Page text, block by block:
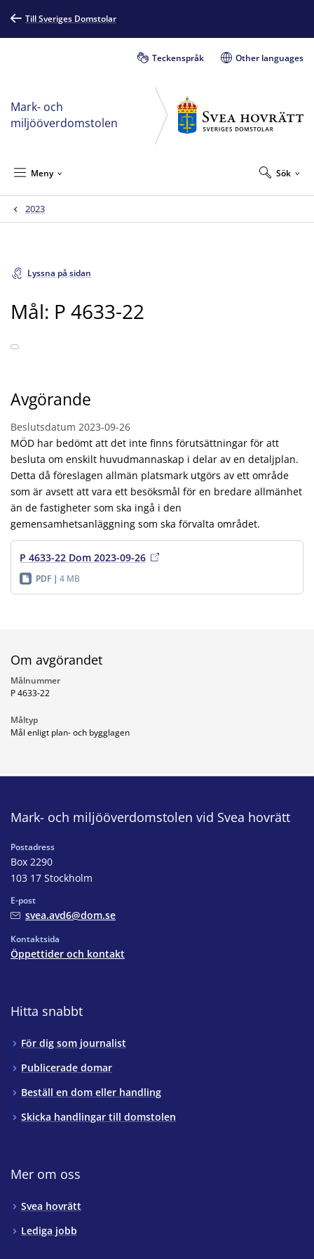
Till Sveriges Domstolar
Teckenspråk Other languages
Mark- och
miljööverdomstolen
Sök
Meny
2023
Lyssna på sidan
Mål: P 4633-22
Avgörande
Beslutsdatum 2023-09-26
MÖD har bedömt att det inte finns förutsättningar för att
besluta om enskilt huvudmannaskap i delar av en detaljplan.
Detta då föreslagen allmän platsmark utgörs av ett område
som är avsett att vara ett besöksmål för en bredare allmänhet
än de fastigheter som ska ingå i den
gemensamhetsanläggning som ska förvalta området.
P 4633-22 Dom 2023-09-26
PDF 4 MB
Om avgörandet
Målnummer
P 4633-22
Måltyp
Mål enligt plan- och bygglagen
Mark- och miljööverdomstolen vid Svea hovrätt
Postadress
Box 2290
103 17 Stockholm
E-post
svea.avd6@dom.se
Kontaktsida
Öppettider och kontakt
Hitta snabbt
För dig som journalist
Publicerade domar
Beställ en dom eller handling
Skicka handlingar till domstolen
Mer om oss
Svea hovrätt
Lediga jobb